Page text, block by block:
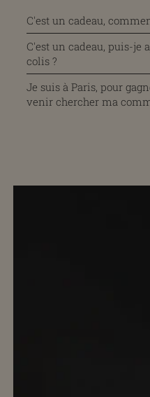
C'est un cadeau,
C'est un cadeau, puis-je
colis ?
Je suis à Paris, pour
venir chercher ma